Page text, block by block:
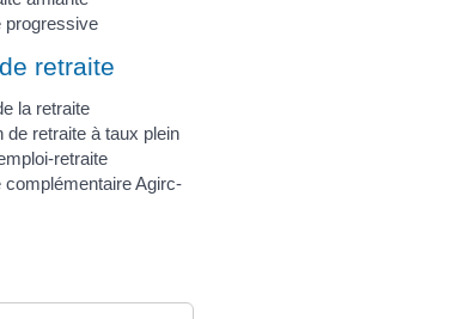
progressive
retraite
la retraite
de retraite à taux plein
retraite
complémentaire Agirc-